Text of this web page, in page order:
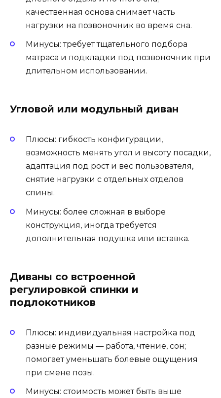
качественная основа снимает часть
нагрузки на позвоночник во время сна.
Минусы: требует тщательного подбора
матраса и подкладки под позвоночник при
длительном использовании.
Угловой или модульный диван
Плюсы: гибкость конфигурации,
возможность менять угол и высоту посадки,
адаптация под рост и вес пользователя,
снятие нагрузки с отдельных отделов
спины.
Минусы: более сложная в выборе
конструкция, иногда требуется
дополнительная подушка или вставка.
Диваны со встроенной
регулировкой спинки и
подлокотников
Плюсы: индивидуальная настройка под
разные режимы — работа, чтение, сон;
помогает уменьшать болевые ощущения
при смене позы.
Минусы: стоимость может быть выше